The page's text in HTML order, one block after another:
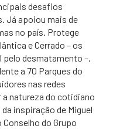
desafios
Já apoiou mais de
no país. Protege
e Cerrado – os
desmatamento –,
a 70 Parques do
nas redes
natureza do cotidiano
inspiração de Miguel
do Grupo